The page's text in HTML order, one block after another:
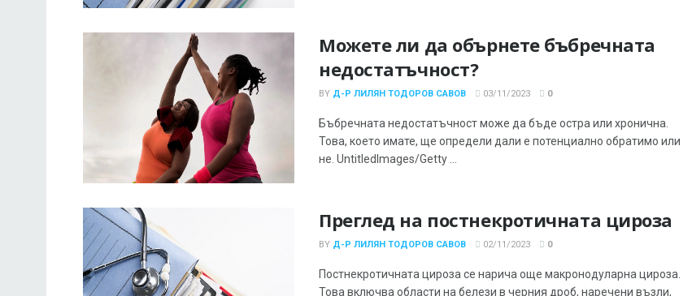
Можете ли да обърнете бъбречната
недостатъчност?
BY Д-Р ЛИЛЯН ТОДОРОВ САВОВ 03/11/2023 0
Бъбречната недостатъчност може да бъде остра или хронична.
Това, което имате, ще определи дали е потенциално обратимо или
не. UntitledImages/Getty ...
Преглед на постнекротичната цироза
BY Д-Р ЛИЛЯН ТОДОРОВ САВОВ 02/11/2023 0
Постнекротичната цироза се нарича още макронодуларна цироза.
Това включва области на белези в черния дроб, наречени възли,